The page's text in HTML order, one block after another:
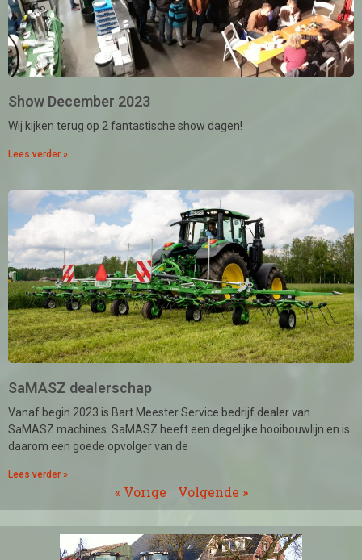
Show December 2023
Wij kijken terug op 2 fantastische show dagen!
Lees verder »
SaMASZ dealerschap
Vanaf begin 2023 is Bart Meester Service bedrijf dealer van
SaMASZ machines. SaMASZ heeft een degelijke hooibouwlijn en is
daarom een goede opvolger van de
Lees verder »
« Vorige Volgende »